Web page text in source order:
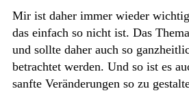
Mir ist daher immer wieder
das einfach so nicht ist. Das
und sollte daher auch so
betrachtet werden. Und so ist es
sanfte Veränderungen so zu